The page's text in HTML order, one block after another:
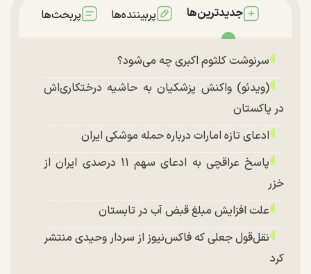
جدیدترین‌ها پربیننده‌ها پربحث‌ها
سرنوشت کلثوم اکبری چه می‌شود؟
(ویدئو) واکنش پزشکیان به حاشیه درختکاری‌اش
در پاکستان
ادعای تازه امارات درباره حمله موشکی ایران
پاسخ عراقچی به ادعای سهم ۱۱ درصدی ایران از
خزر
علت افزایش مبلغ قبض آب در تابستان
نقل‌قول جعلی که فاکس‌نیوز از سردار وحیدی منتشر
کرد